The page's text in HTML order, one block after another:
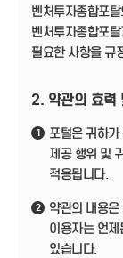
벤처투자종합포
벤처투자종합포
필요한 사항을 규
2. 약관의 효력
1
포털은 귀하
제공 행위 및
적용됩니다.
2
약관의 내용
이용자는 언
있습니다.